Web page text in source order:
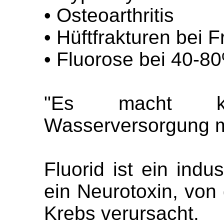
• Osteoarthritis
• Hüftfrakturen bei
• Fluorose bei 40-
"Es macht
Wasserversorgung
Fluorid ist ein
ein Neurotoxin,
Krebs verursacht.